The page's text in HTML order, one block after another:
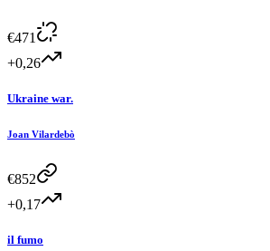
€471
+0,26
Ukraine war.
Joan Vilardebò
€852
+0,17
il fumo